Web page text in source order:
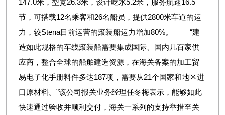
147.0米，型宽26.3米，设计吃水5.2米，服务航速16.5
节，可搭载12名乘客和26名船员，提供2800米车道的运
力，较Stena目前运营的滚装船运力增加80%。 “建
造如此规格的车线滚装船需要集成国际、国内几百家供
应商，整合全球的船舶建造资源，在海关备案的加工贸
易电子化手册料件多达187项，需要从21个国家和地区进
口原材料。”该公司报关业务经理任冬梅表示，能够如此
快速通过验收并顺利交付，海关一系列的支持举措至关